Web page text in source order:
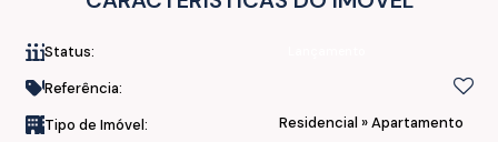
Acabamentos:
alterações)
Status:
Referência:
Tipo de Imóvel:
Residencial »Apartamento